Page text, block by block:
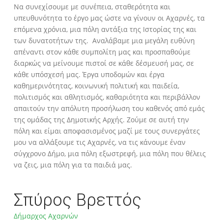
Να συνεχίσουμε με συνέπεια, σταθερότητα και
υπευθυνότητα το έργο μας ώστε να γίνουν οι Αχαρνές, τα
επόμενα χρόνια, μια πόλη αντάξια της Ιστορίας της και
των δυνατοτήτων της. Αναλάβαμε μια μεγάλη ευθύνη
απέναντι στον κάθε συμπολίτη μας και προσπαθούμε
διαρκώς να μείνουμε πιστοί σε κάθε δέσμευσή μας, σε
κάθε υπόσχεσή μας. Έργα υποδομών και έργα
καθημερινότητας, κοινωνική πολιτική και παιδεία,
πολιτισμός και αθλητισμός, καθαριότητα και περιβάλλον
απαιτούν την απόλυτη προσήλωση του καθενός από εμάς
της ομάδας της Δημοτικής Αρχής. Ζούμε σε αυτή την
πόλη και είμαι αποφασισμένος μαζί με τους συνεργάτες
μου να αλλάξουμε τις Αχαρνές, να τις κάνουμε έναν
σύγχρονο Δήμο, μια πόλη εξωστρεφή, μια πόλη που θέλεις
να ζεις, μια πόλη για τα παιδιά μας.
Σπύρος Βρεττός
Δήμαρχος Αχαρνών